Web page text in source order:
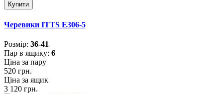
Купити
Черевики ITTS E306-5
Розмiр: 36-41
Пар в ящику: 6
Ціна за пару
520 грн.
Ціна за ящик
3 120 грн.